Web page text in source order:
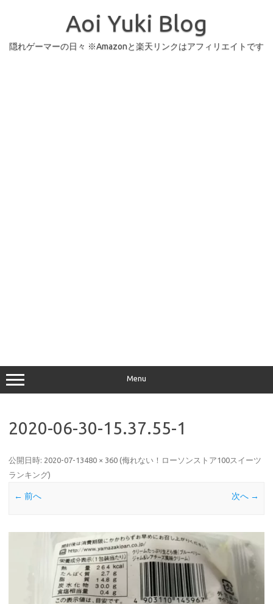
Aoi Yuki Blog
隠れゲーマーの日々 ※Amazonと楽天リンクはアフィリエイトです
Menu
2020-06-30-15.37.55-1
公開日時: 2020-07-13480 × 360 (侮れない！ローソンストア100スイーツ
ランキング)
← 前へ 次へ →